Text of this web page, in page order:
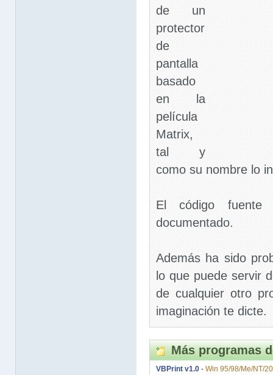
de un
protector
de
pantalla
basado
en la
película
Matrix,
tal y
como su nombre lo
El código fuente
documentado.
Además ha sido
lo que puede servir
de cualquier otro
imaginación te dicte.
Más programas
VBPrint v1.0 - Win 95/98/Me/NT/